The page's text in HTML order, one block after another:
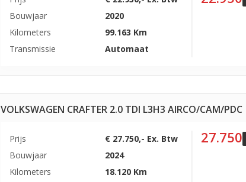
Bouwjaar
2020
Kilometers
99.163 Km
Transmissie
Automaat
VOLKSWAGEN CRAFTER 2.0 TDI L3H3 AIRCO/CAM/PDC
Prijs
€ 27.750,- Ex. Btw
Bouwjaar
2024
Kilometers
18.120 Km
27.750